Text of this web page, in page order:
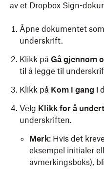
av et Dropbox Sign-
Åpne dokumentet
underskrift.
Klikk på Gå gjennom
til å legge til
Klikk på Kom i gang i
Velg Klikk for å
underskriften.
Merk: Hvis det
eksempel initialer
avmerkingsboks),